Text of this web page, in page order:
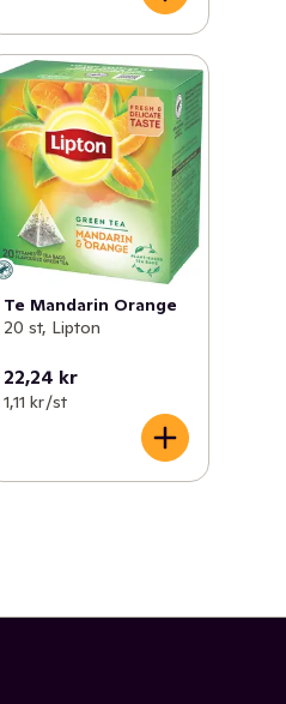
Te Mandarin Orange
20 st, Lipton
22,24 kr
1,11 kr /st